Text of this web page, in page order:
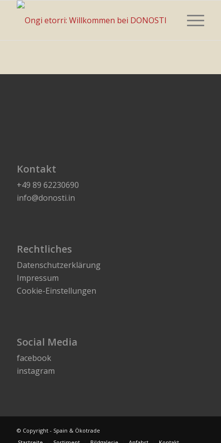
Kontakt
+49 89 62230690
info@donosti.in
Rechtliches
Datenschutzerklärung
Impressum
Cookie-Einstellungen
Social Media
facebook
instagram
© Copyright - Spain & Ökotrade